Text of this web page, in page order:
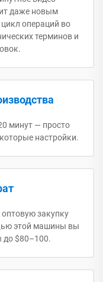
даже новым
операций во
терминов и
минут — просто
настройки.
закупку
этой машины вы
до $80–100.